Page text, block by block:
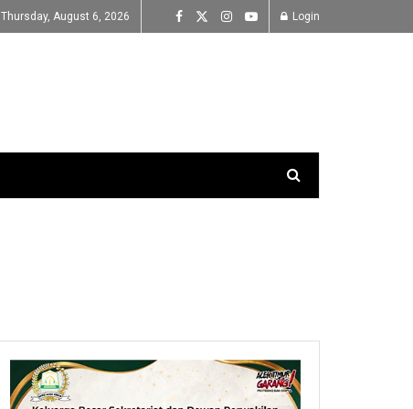
Thursday, August 6, 2026 Login